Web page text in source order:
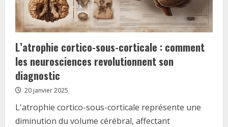
L’atrophie cortico-sous-corticale : comment
les neurosciences revolutionnent son
diagnostic
20 janvier 2025
L'atrophie cortico-sous-corticale représente une
diminution du volume cérébral, affectant